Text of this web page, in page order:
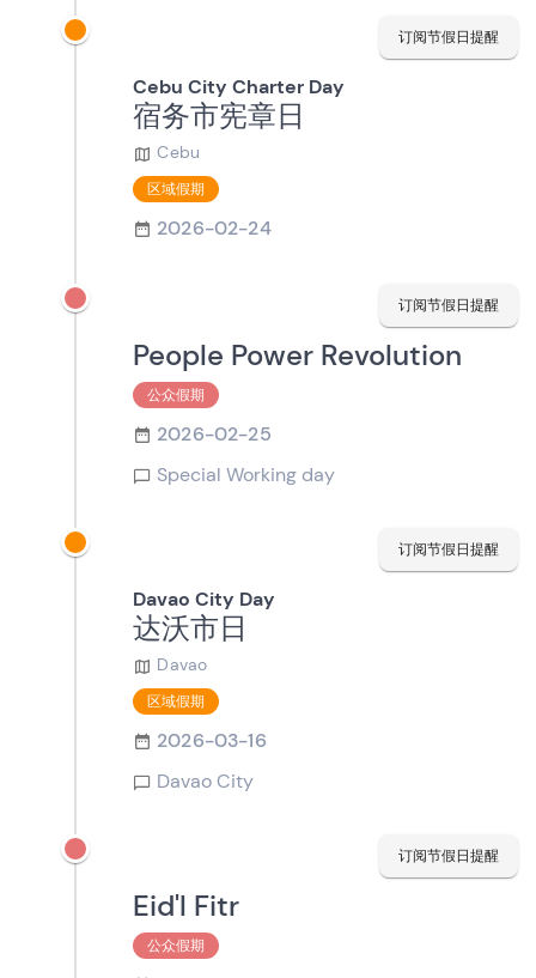
订阅节假日提醒
Cebu City Charter Day
宿务市宪章日
Cebu
区域假期
2026-02-24
订阅节假日提醒
People Power Revolution
公众假期
2026-02-25
Special Working day
订阅节假日提醒
Davao City Day
达沃市日
Davao
区域假期
2026-03-16
Davao City
订阅节假日提醒
Eid'l Fitr
公众假期